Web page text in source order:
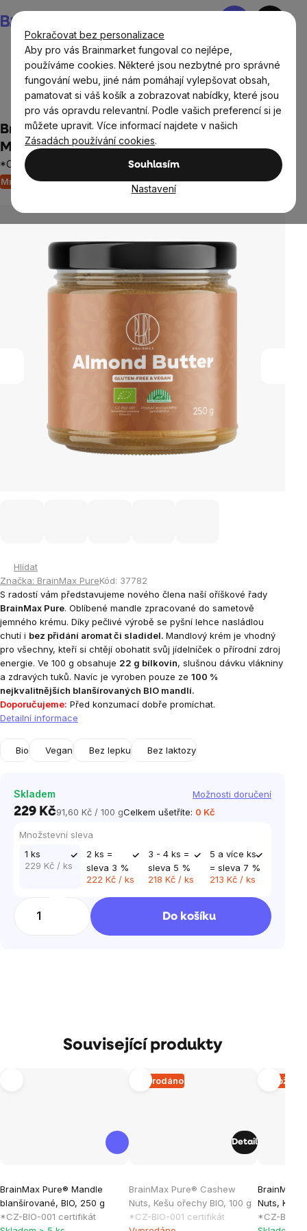
Pokračovat bez personalizace
Aby pro vás Brainmarket fungoval co nejlépe,
používáme cookies. Některé jsou nezbytné pro správné
fungování webu, jiné nám pomáhají vylepšovat obsah,
pamatovat si váš košík a zobrazovat nabídky, které jsou
pro vás opravdu relevantní. Podle vašich preferencí si je
můžete upravit. Více informací najdete v našich
Zásadách používání cookies.
Souhlasím
Nastavení
na
obsah
Nákupní
Potraviny
Ořechové krémy, džemy a marmelády
100% ořechové krémy
BrainMax Pure® Almond Spread, 100%
Mandlový krém, BIO, 250 g
*CZ-BIO-001 certifikát
Množstevní sleva
produktu
4,6
5
hvězdiček.
9 hodnocení
Hlídat
Značka: BrainMax PureKód: 37782
S radostí vám představujeme nového člena naší oříškové řady
BrainMax Pure. Oblíbené mandle zpracované do sametově
jemného krému. Díky pečlivé výrobě se pyšní lehce nasládlou
chutí i bez přidání aromat či sladidel. Mandlový krém je vhodný
pro všechny, kteří si chtějí obohatit svůj jídelníček o přírodní zdroj
energie. Ve 100 g obsahuje 22 g bílkovin, slušnou dávku vlákniny
a zdravých tuků. Navíc je vyroben pouze ze 100 %
nejkvalitnějších blanšírovaných BIO mandlí.
Doporučujeme: Před konzumací dobře promíchat.
Detailní informace
Bio Vegan Bez lepku Bez laktozy
Skladem Možnosti doručení
229 KčMěrná
cena:
91,60 Kč / 100 gCelkem ušetříte: 0 Kč
Do košíku
Množstevní sleva
1 ks
229 Kč / ks
2 ks =
sleva 3 %
222 Kč / ks
3 - 4 ks =
sleva 5 %
218 Kč / ks
5 a více ks
= sleva 7 %
213 Kč / ks
Související produkty
BrainMax Pure® Mandle
blanšírované, BIO, 250 g
*CZ-BIO-001 certifikát
hodnocení
produktu
Vyprodáno
BrainMax Pure® Cashew
Nuts, Kešu ořechy BIO, 100 g
*CZ-BIO-001 certifikát
hodnocení
produktu
Detail
BrainMax
Nuts, Kešu
*CZ-BIO-
produktu